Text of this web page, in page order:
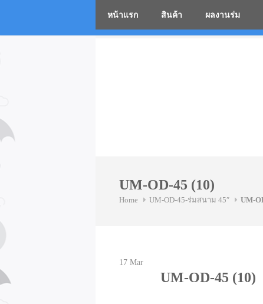
หน้าแรก สินค้า ผลงานร่ม
UM-OD-45 (10)
Home UM-OD-45-ร่มสนาม 45″ UM-
17 Mar
UM-OD-45 (10)
โรงงาน